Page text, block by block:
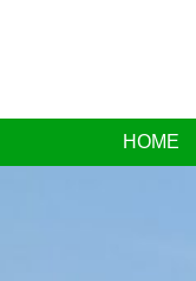
HOME